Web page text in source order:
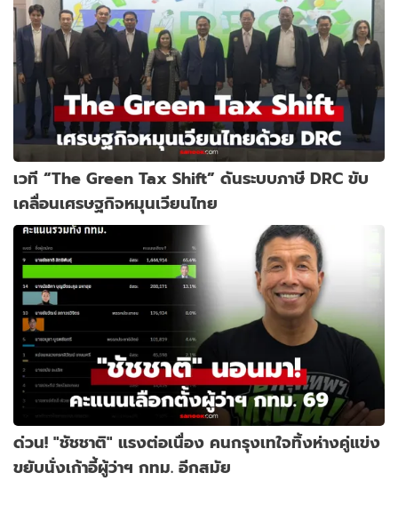
เวที “The Green Tax Shift” ดันระบบภาษี DRC ขับ
เคลื่อนเศรษฐกิจหมุนเวียนไทย
ด่วน! "ชัชชาติ" แรงต่อเนื่อง คนกรุงเทใจทิ้งห่างคู่แข่ง
ขยับนั่งเก้าอี้ผู้ว่าฯ กทม. อีกสมัย